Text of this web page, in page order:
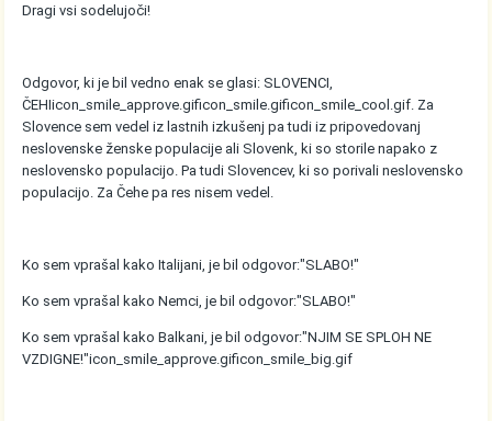
Dragi vsi sodelujoči!
Odgovor, ki je bil vedno enak se glasi: SLOVENCI,
ČEHIicon_smile_approve.gificon_smile.gificon_smile_cool.gif . Za
Slovence sem vedel iz lastnih izkušenj pa tudi iz pripovedovanj
neslovenske ženske populacije ali Slovenk, ki so storile napako z
neslovensko populacijo. Pa tudi Slovencev, ki so porivali neslovensko
populacijo. Za Čehe pa res nisem vedel.
Ko sem vprašal kako Italijani, je bil odgovor:"SLABO!"
Ko sem vprašal kako Nemci, je bil odgovor:"SLABO!"
Ko sem vprašal kako Balkani, je bil odgovor:"NJIM SE SPLOH NE
VZDIGNE!"icon_smile_approve.gificon_smile_big.gif